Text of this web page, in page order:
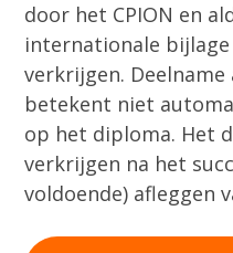
door het CPION en
internationale
verkrijgen.
betekent niet
op het diploma. Het
verkrijgen na het
voldoende) afleggen